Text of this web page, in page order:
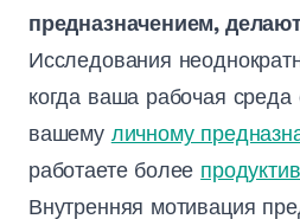
предназначением,
Исследования
когда ваша рабочая среда
вашему личному
работаете более
Внутренняя мотивация